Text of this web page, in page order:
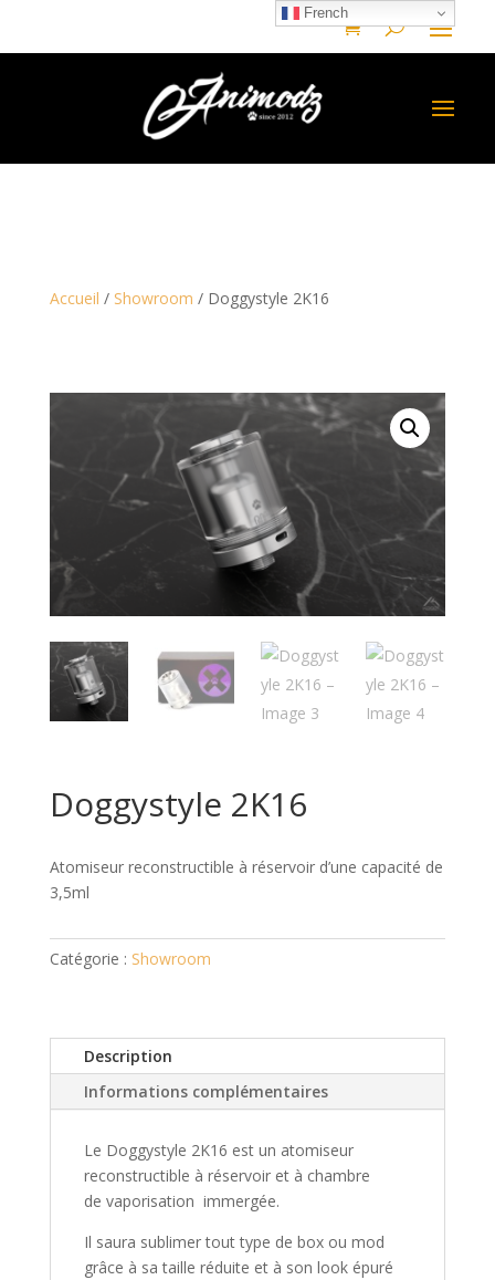
Accueil / Showroom / Doggystyle 2K16
Doggystyle 2K16
Atomiseur reconstructible à réservoir d’une capacité de
3,5ml
Catégorie : Showroom
Description
Informations complémentaires
Le Doggystyle 2K16 est un atomiseur
reconstructible à réservoir et à chambre
de vaporisation immergée.
Il saura sublimer tout type de box ou mod
grâce à sa taille réduite et à son look épuré
French